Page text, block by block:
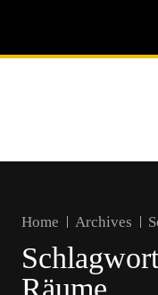
Home Archives
Räume